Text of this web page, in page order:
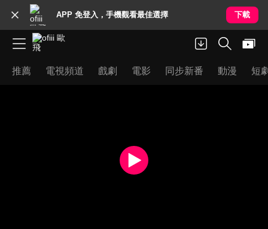
APP 免登入，手機觀看最佳選擇 下載
推薦 電視頻道 戲劇 電影 同步新番 動漫 短